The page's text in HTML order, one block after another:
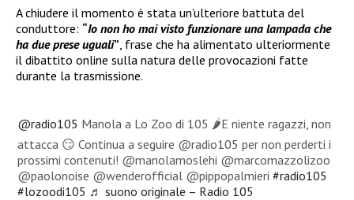
A chiudere il momento è stata un’ulteriore battuta del
conduttore: “Io non ho mai visto funzionare una lampada che
ha due prese uguali”, frase che ha alimentato ulteriormente
il dibattito online sulla natura delle provocazioni fatte
durante la trasmissione.
@radio105 Manola a Lo Zoo di 105 🌶️E niente ragazzi, non
attacca 😏 Continua a seguire @radio105 per non perderti i
prossimi contenuti! @manolamoslehi @marcomazzolizoo
@paolonoise @wenderofficial @pippopalmieri#radio105
#lozoodi105 ♬ suono originale – Radio 105